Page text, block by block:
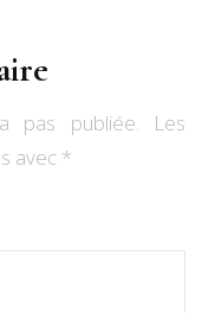
pas publiée.
Les
avec *